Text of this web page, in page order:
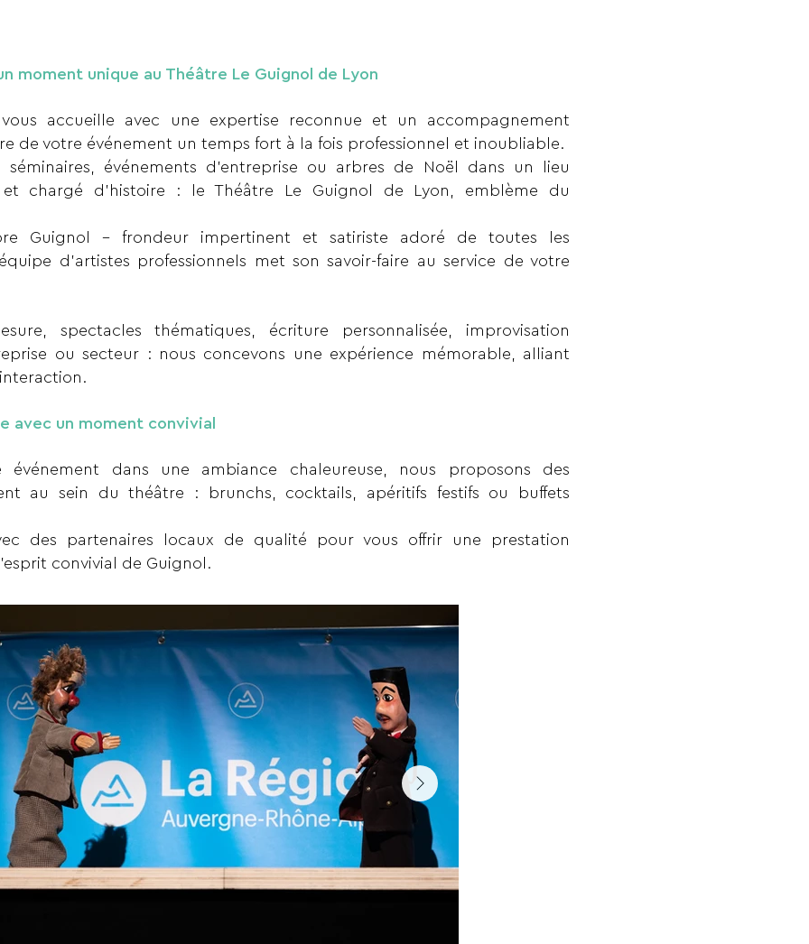
moment unique au Théâtre Le Guignol de Lyon
accueille avec une expertise reconnue et un accompagnement
de votre événement un temps fort à la fois professionnel et inoubliable.
séminaires, événements d’entreprise ou arbres de Noël dans un lieu
et chargé d’histoire : le Théâtre Le Guignol de Lyon, emblème du
Guignol – frondeur impertinent et satiriste adoré de toutes les
d’artistes professionnels met son savoir-faire au service de votre
spectacles thématiques, écriture personnalisée, improvisation
ou secteur : nous concevons une expérience mémorable, alliant
avec un moment convivial
événement dans une ambiance chaleureuse, nous proposons des
au sein du théâtre : brunchs, cocktails, apéritifs festifs ou buffets
des partenaires locaux de qualité pour vous offrir une prestation
convivial de Guignol.